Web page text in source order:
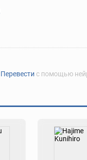
Перевести с помощью